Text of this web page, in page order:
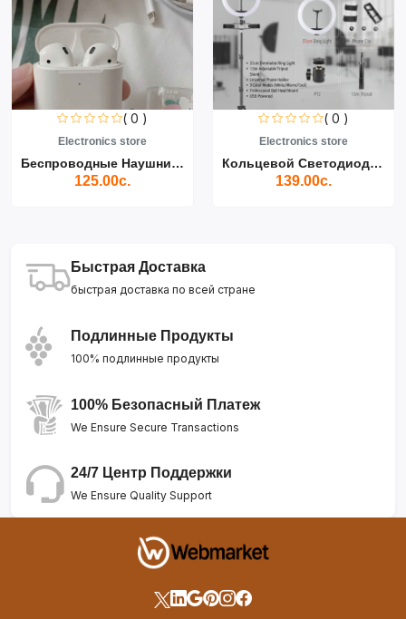
( 0 )
Electronics store
Беспроводные Наушники Air...
125.00с.
( 0 )
Electronics store
Кольцевой Светодиодный Св...
139.00с.
Быстрая Доставка
быстрая доставка по всей стране
Подлинные Продукты
100% подлинные продукты
100% Безопасный Платеж
We Ensure Secure Transactions
24/7 Центр Поддержки
We Ensure Quality Support